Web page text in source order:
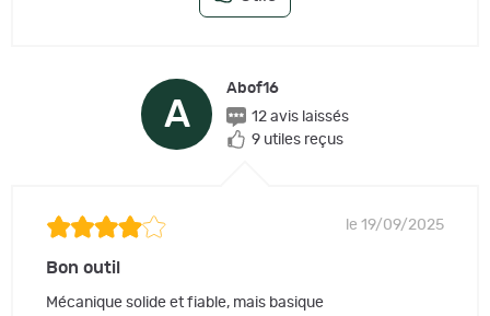
A
Abof16
12 avis laissés
9 utiles reçus
le 19/09/2025
Bon outil
Mécanique solide et fiable, mais basique